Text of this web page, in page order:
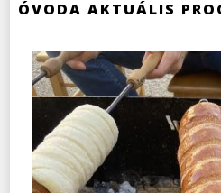
ÓVODA AKTUÁLIS